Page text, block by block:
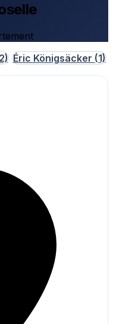
Éric Königsäcker (1)